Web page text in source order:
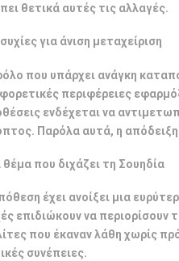
θετικά αυτές τις αλλαγές.
για άνιση μεταχείριση
που υπάρχει ανάγκη
περιφέρειες
ενδέχεται να
Παρόλα αυτά, η απόδειξη
θέμα που διχάζει τη Σουηδία
έχει ανοίξει μια
επιδιώκουν να
που έκαναν λάθη χωρίς
συνέπειες.